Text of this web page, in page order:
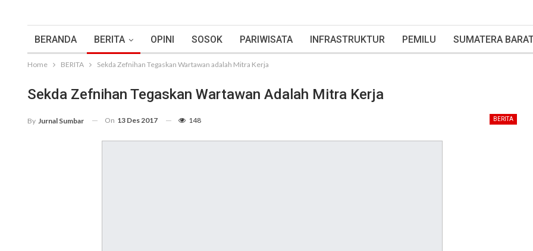
BERANDA BERITA OPINI SOSOK PARIWISATA INFRASTRUKTUR PEMILU SUMATERA
Home BERITA Sekda Zefnihan Tegaskan Wartawan adalah Mitra Kerja
Sekda Zefnihan Tegaskan Wartawan Adalah Mitra Kerja
BERITA
By Jurnal Sumbar On 13 Des 2017 148